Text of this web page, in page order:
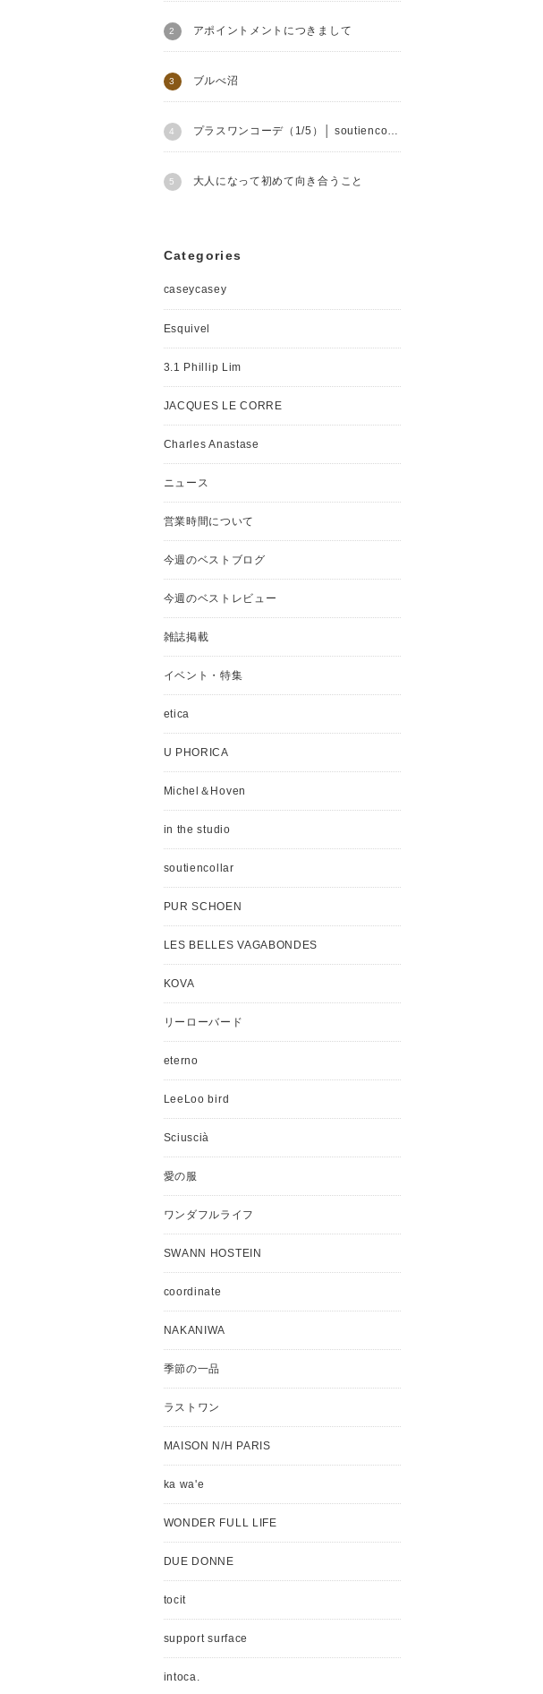
アポイントメントにつきまして
ブルべ沼
プラスワンコーデ（1/5）│ soutiencollar
大人になって初めて向き合うこと
Categories
caseycasey
Esquivel
3.1 Phillip Lim
JACQUES LE CORRE
Charles Anastase
ニュース
営業時間について
今週のベストブログ
今週のベストレビュー
雑誌掲載
イベント・特集
etica
U PHORICA
Michel＆Hoven
in the studio
soutiencollar
PUR SCHOEN
LES BELLES VAGABONDES
KOVA
リーローバード
eterno
LeeLoo bird
Sciuscià
愛の服
ワンダフルライフ
SWANN HOSTEIN
coordinate
NAKANIWA
季節の一品
ラストワン
MAISON N/H PARIS
ka wa'e
WONDER FULL LIFE
DUE DONNE
tocit
support surface
intoca.